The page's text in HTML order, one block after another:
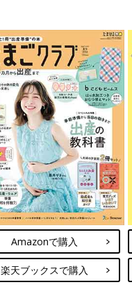
Amazonで購入
楽天ブックスで購入